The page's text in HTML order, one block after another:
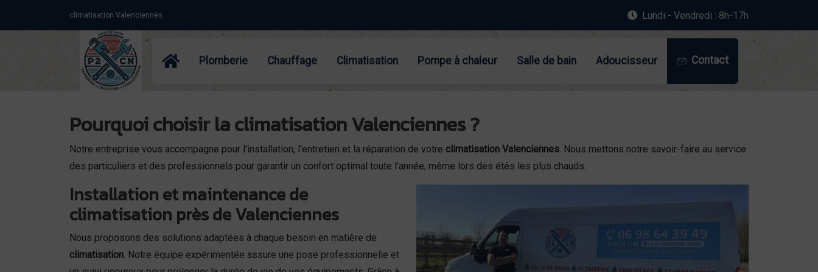
climatisation Valenciennes Lundi - Vendredi : 8h-17h
Plomberie Chauffage Climatisation Pompe à chaleur Salle de bain Adoucisseur Contact
Pourquoi choisir la climatisation Valenciennes ?
Notre entreprise vous accompagne pour l'installation, l'entretien et la réparation de votre climatisation Valenciennes. Nous mettons notre savoir-faire au service
des particuliers et des professionnels pour garantir un confort optimal toute l'année, même lors des étés les plus chauds.
Installation et maintenance de
climatisation près de Valenciennes
Nous proposons des solutions adaptées à chaque besoin en matière de
climatisation. Notre équipe expérimentée assure une pose professionnelle et